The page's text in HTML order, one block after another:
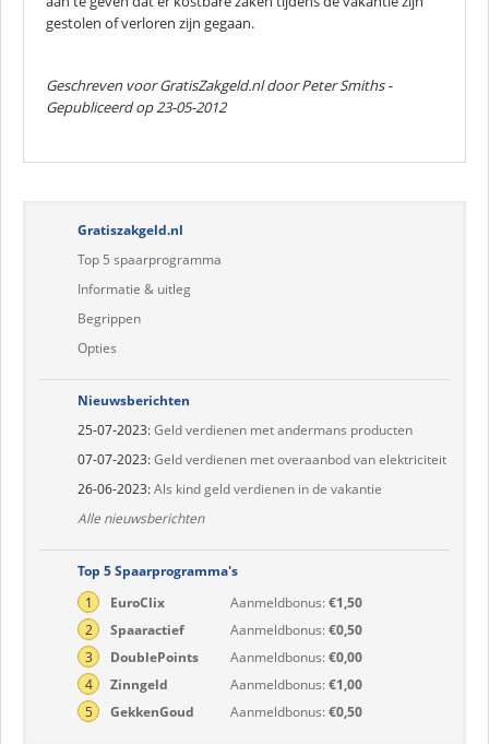
gestolen of verloren zijn gegaan.
Geschreven voor GratisZakgeld.nl doorPeter Smiths-
Gepubliceerd op 23-05-2012
Gratiszakgeld.nl
Top 5 spaarprogramma
Informatie & uitleg
Begrippen
Opties
Nieuwsberichten
25-07-2023:Geld verdienen met andermans producten
07-07-2023:Geld verdienen met overaanbod van elektriciteit
26-06-2023:Als kind geld verdienen in de vakantie
Alle nieuwsberichten
Top 5 Spaarprogramma's
1
EuroClix Aanmeldbonus:€1,50
2
Spaaractief Aanmeldbonus:€0,50
3
DoublePoints Aanmeldbonus:€0,00
4
Zinngeld Aanmeldbonus:€1,00
5
GekkenGoud Aanmeldbonus:€0,50